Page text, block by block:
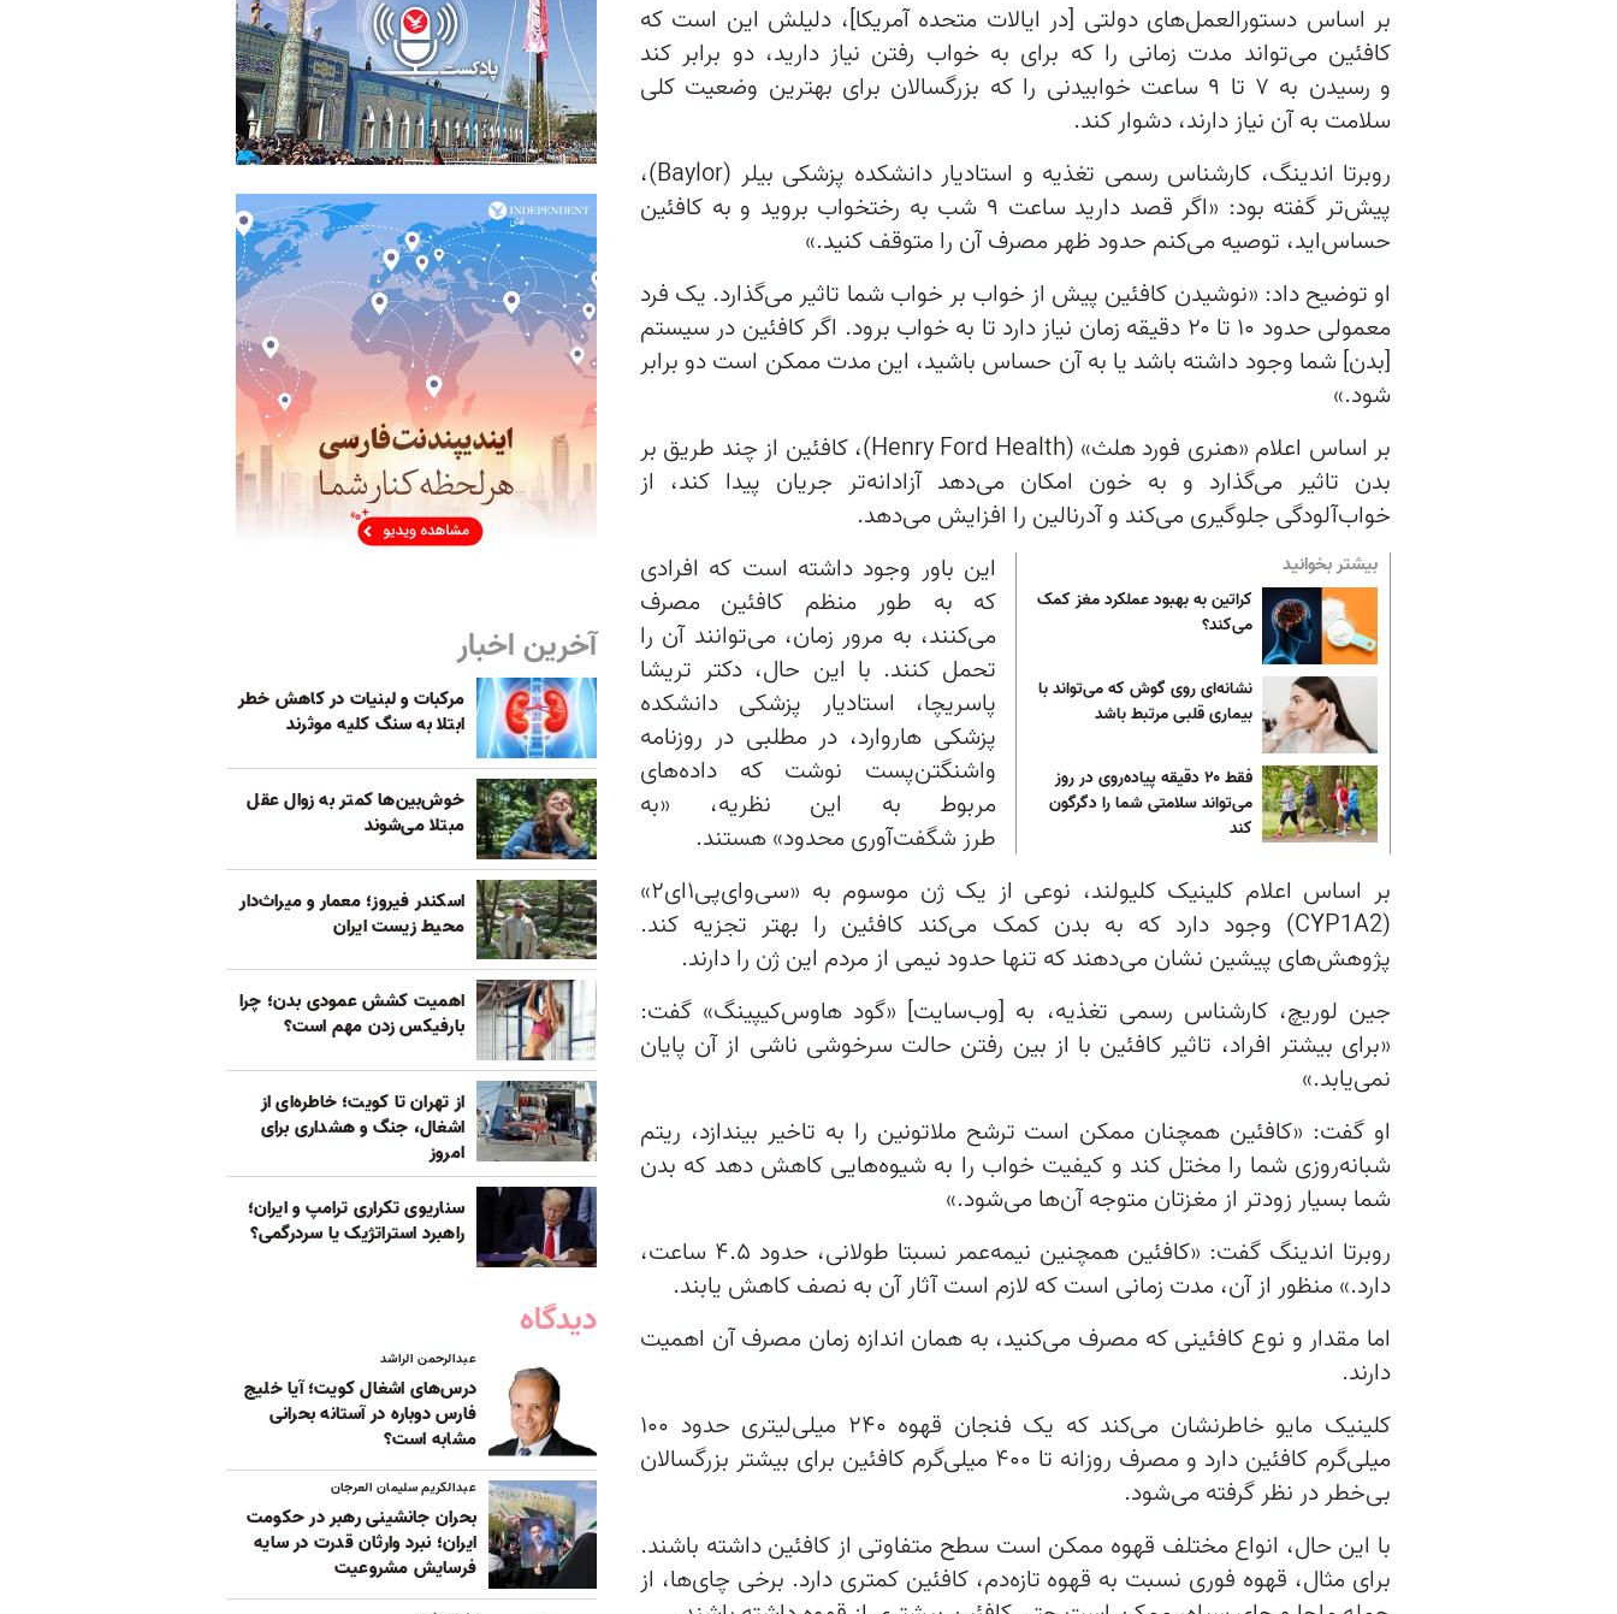
بر اساس دستورالعمل‌های دولتی [در ایالات متحده آمریکا]، دلیلش این است که
کافئین می‌تواند مدت زمانی را که برای به خواب رفتن نیاز دارید، دو برابر کند
و رسیدن به ۷ تا ۹ ساعت خوابیدنی را که بزرگسالان برای بهترین وضعیت کلی
سلامت به آن نیاز دارند، دشوار کند.
روبرتا اندینگ، کارشناس رسمی تغذیه و استادیار دانشکده پزشکی بیلر (Baylor)،
پیش‌تر گفته بود: «اگر قصد دارید ساعت ۹ شب به رختخواب بروید و به کافئین
حساس‌اید، توصیه می‌کنم حدود ظهر مصرف آن را متوقف کنید.»
او توضیح داد: «نوشیدن کافئین پیش از خواب بر خواب‌ شما تاثیر می‌گذارد. یک فرد
معمولی حدود ۱۰ تا ۲۰ دقیقه زمان نیاز دارد تا به خواب برود. اگر کافئین در سیستم
[بدن] شما وجود داشته باشد یا به آن حساس باشید، این مدت ممکن است دو برابر
شود.»
بر اساس اعلام «هنری فورد هلث» (Henry Ford Health)، کافئین از چند طریق بر
بدن تاثیر می‌گذارد و به خون امکان می‌دهد آزادانه‌تر جریان پیدا کند، از
خواب‌آلودگی جلوگیری می‌کند و آدرنالین را افزایش می‌دهد.
بیشتر بخوانید
کراتین به بهبود عملکرد مغز کمک
می‌کند؟
نشانه‌ای روی گوش که می‌تواند با
بیماری قلبی مرتبط باشد
فقط ۲۰ دقیقه پیاده‌روی در روز
می‌تواند سلامتی شما را دگرگون
کند
این باور وجود داشته است که افرادی
که به طور منظم کافئین مصرف
می‌کنند، به مرور زمان، می‌توانند آن را
تحمل کنند. با این حال، دکتر تریشا
پاسریچا، استادیار پزشکی دانشکده
پزشکی هاروارد، در مطلبی در روزنامه
واشنگتن‌پست نوشت که داده‌های
مربوط به این نظریه، «به
طرز شگفت‌آوری محدود» هستند.
بر اساس اعلام کلینیک کلیولند، نوعی از یک ژن موسوم به «سی‌وای‌پی۱ای۲»
(CYP1A2) وجود دارد که به بدن کمک می‌کند کافئین را بهتر تجزیه کند.
پژوهش‌های پیشین نشان می‌دهند که تنها حدود نیمی از مردم این ژن را دارند.
جین لوریچ، کارشناس رسمی تغذیه، به [وب‌سایت] «گود هاوس‌کیپینگ» گفت:
«برای بیشتر افراد، تاثیر کافئین با از بین رفتن حالت سرخوشی ناشی از آن پایان
نمی‌یابد.»
او گفت: «کافئین همچنان ممکن است ترشح ملاتونین را به تاخیر بیندازد، ریتم
شبانه‌روزی شما را مختل کند و کیفیت خواب را به شیوه‌هایی کاهش دهد که بدن
شما بسیار زودتر از مغزتان متوجه آن‌ها می‌شود.»
روبرتا اندینگ گفت: «کافئین همچنین نیمه‌عمر نسبتا طولانی، حدود ۴.۵ ساعت،
دارد.» منظور از آن، مدت زمانی است که لازم است آثار آن به نصف کاهش یابند.
اما مقدار و نوع کافئینی که مصرف می‌کنید، به همان اندازه زمان مصرف آن اهمیت
دارند.
کلینیک مایو خاطرنشان می‌کند که یک فنجان قهوه ۲۴۰ میلی‌لیتری حدود ۱۰۰
میلی‌گرم کافئین دارد و مصرف روزانه تا ۴۰۰ میلی‌گرم کافئین برای بیشتر بزرگسالان
بی‌خطر در نظر گرفته می‌شود.
با این حال، انواع مختلف قهوه ممکن است سطح متفاوتی از کافئین داشته باشند.
برای مثال، قهوه فوری نسبت به قهوه تازه‌دم، کافئین کمتری دارد. برخی چای‌ها، از
آخرین اخبار
مرکبات و لبنیات در کاهش خطر
ابتلا به سنگ کلیه موثرند
خوش‌بین‌ها کمتر به زوال عقل
مبتلا می‌شوند
اسکندر فیروز؛ معمار و میراث‌دار
محیط زیست ایران
اهمیت کشش عمودی بدن؛ چرا
بارفیکس زدن مهم است؟
از تهران تا کویت؛ خاطره‌ای از
اشغال، جنگ و هشداری برای
امروز
سناریوی تکراری ترامپ و ایران؛
راهبرد استراتژیک یا سردرگمی؟
دیدگاه
عبدالرحمن الراشد
درس‌های اشغال کویت؛ آیا خلیج
فارس دوباره در آستانه بحرانی
مشابه است؟
عبدالکریم سلیمان العرجان
بحران جانشینی رهبر در حکومت
ایران؛ نبرد وارثان قدرت در سایه
فرسایش مشروعیت